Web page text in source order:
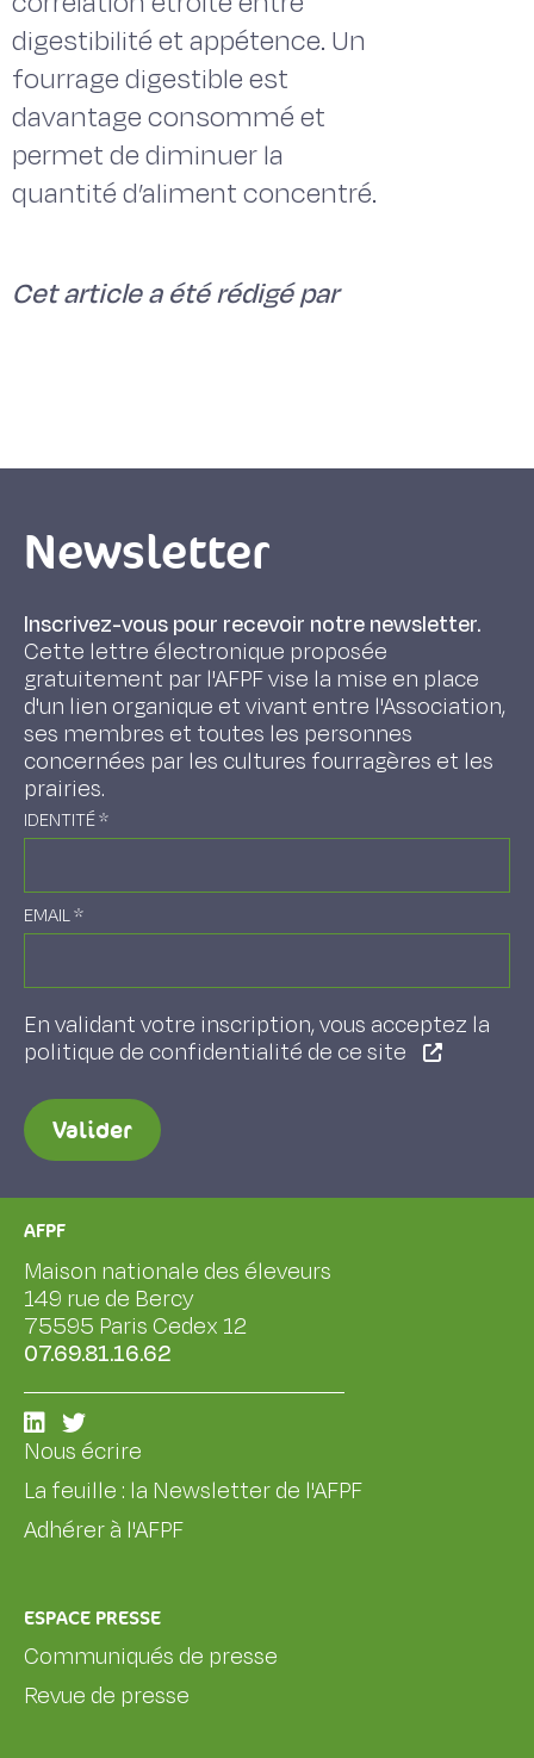
digestibilité et appétence. Un
fourrage digestible est
davantage consommé et
permet de diminuer la
quantité d’aliment concentré.
Cet article a été rédigé par
Newsletter
Inscrivez-vous pour recevoir notre newsletter.
Cette lettre électronique proposée
gratuitement par l'AFPF vise la mise en place
d'un lien organique et vivant entre l'Association,
ses membres et toutes les personnes
concernées par les cultures fourragères et les
prairies.
IDENTITÉ*
EMAIL*
En validant votre inscription, vous acceptez la
politique de confidentialité de ce site
Valider
AFPF
Maison nationale des éleveurs
149 rue de Bercy
75595 Paris Cedex 12
07.69.81.16.62
Nous écrire
La feuille : la Newsletter de l'AFPF
Adhérer à l'AFPF
ESPACE PRESSE
Communiqués de presse
Revue de presse